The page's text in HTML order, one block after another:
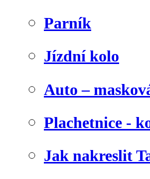
Parník
Jízdní kolo
Auto –
Plachetnice -
Jak nakreslit